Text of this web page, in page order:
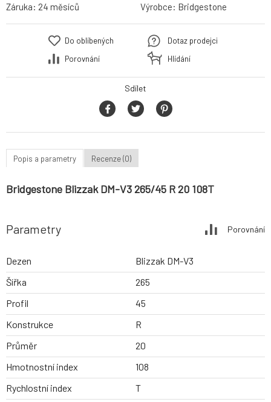
Záruka: 24 měsíců Výrobce: Bridgestone
Do oblíbených
Porovnání
Dotaz prodejci
Hlídání
Sdílet
Popis a parametry Recenze (0)
Bridgestone Blizzak DM-V3 265/45 R 20 108T
Parametry Porovnání
Dezen
Blizzak DM-V3
Šířka
265
Profil
45
Konstrukce
R
Průměr
20
Hmotnostní index
108
Rychlostní index
T